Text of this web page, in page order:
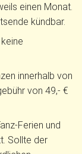
einen Monat.
kündbar.
innerhalb von
von 49,- €
Ferien und
Sollte der